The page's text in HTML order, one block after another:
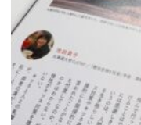
ー
シ
ョ
ン